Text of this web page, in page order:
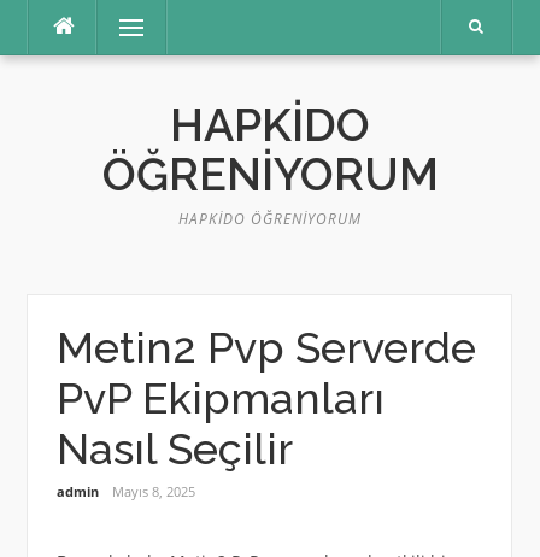
Menü
HAPKIDO
ÖĞRENIYORUM
HAPKIDO ÖĞRENIYORUM
Metin2 Pvp Serverde
PvP Ekipmanları
Nasıl Seçilir
admin Mayıs 8, 2025